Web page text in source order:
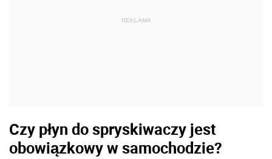
REKLAMA
Czy płyn do spryskiwaczy jest
obowiązkowy w samochodzie?